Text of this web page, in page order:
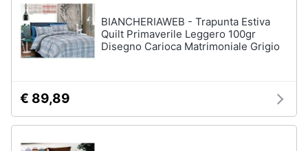
Lampadari
moderni
Lampada
sale
tutti
BIANCHERIAWEB - Trapunta Estiva
Quilt Primaverile Leggero 100gr
Disegno Carioca Matrimoniale Grigio
€ 89,89